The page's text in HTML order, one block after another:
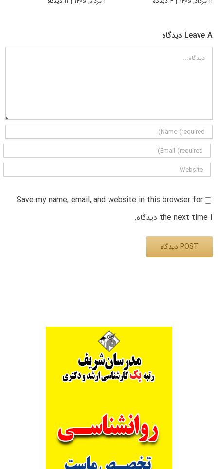
Leave A دیدگاه
دیدگاه
Save my name, email, and website in this browser for
the next time I دیدگاه.